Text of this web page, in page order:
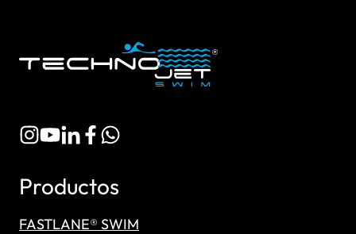
Productos
FASTLANE® SWIM